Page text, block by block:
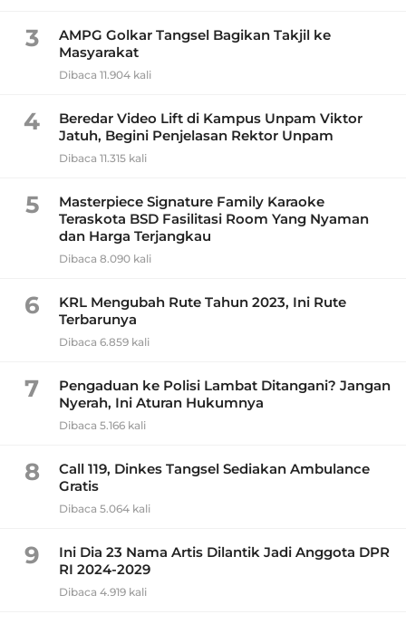
3
AMPG Golkar Tangsel Bagikan Takjil ke
Masyarakat
Dibaca 11.904 kali
4
Beredar Video Lift di Kampus Unpam Viktor
Jatuh, Begini Penjelasan Rektor Unpam
Dibaca 11.315 kali
5
Masterpiece Signature Family Karaoke
Teraskota BSD Fasilitasi Room Yang Nyaman
dan Harga Terjangkau
Dibaca 8.090 kali
6
KRL Mengubah Rute Tahun 2023, Ini Rute
Terbarunya
Dibaca 6.859 kali
7
Pengaduan ke Polisi Lambat Ditangani? Jangan
Nyerah, Ini Aturan Hukumnya
Dibaca 5.166 kali
8
Call 119, Dinkes Tangsel Sediakan Ambulance
Gratis
Dibaca 5.064 kali
9
Ini Dia 23 Nama Artis Dilantik Jadi Anggota DPR
RI 2024-2029
Dibaca 4.919 kali